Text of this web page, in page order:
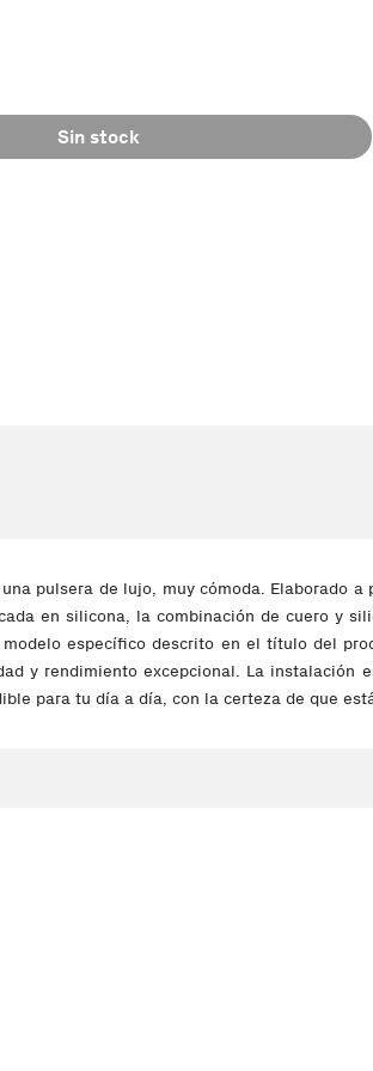
Sin stock
pulsera de lujo, muy cómoda. Elaborado
en silicona, la combinación de cuero y
específico descrito en el título del
y rendimiento excepcional. La
para tu día a día, con la certeza de que